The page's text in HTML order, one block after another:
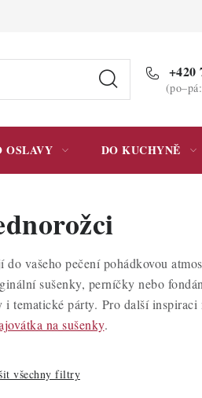
Podmínky
+420
OSLAVY DO KUCHYNĚ
do vašeho pečení pohádkovou
sušenky, perníčky nebo
i tematické párty. Pro další
na sušenky.
všechny filtry